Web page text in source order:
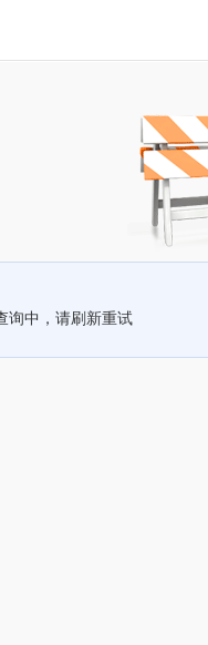
询中，请刷新重试